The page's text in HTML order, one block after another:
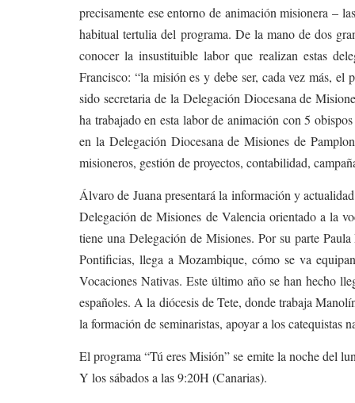
precisamente ese entorno de animación misionera –
habitual tertulia del programa. De la mano de dos
conocer la insustituible labor que realizan estas
Francisco: “la misión es y debe ser, cada vez más,
sido secretaria de la Delegación Diocesana de
ha trabajado en esta labor de animación con 5
en la Delegación Diocesana de Misiones de
misioneros, gestión de proyectos, contabilidad,
Álvaro de Juana presentará la información y
Delegación de Misiones de Valencia orientado a la
tiene una Delegación de Misiones. Por su parte
Pontificias, llega a Mozambique, cómo se va
Vocaciones Nativas. Este último año se han hecho
españoles. A la diócesis de Tete, donde trabaja
la formación de seminaristas, apoyar a los catequistas
El programa “Tú eres Misión” se emite la noche del
Y los sábados a las 9:20H (Canarias).